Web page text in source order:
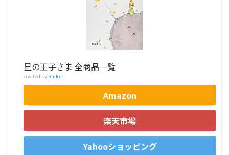
星の王子さま 全商品一覧
created by Rinker
Amazon
楽天市場
Yahooショッピング